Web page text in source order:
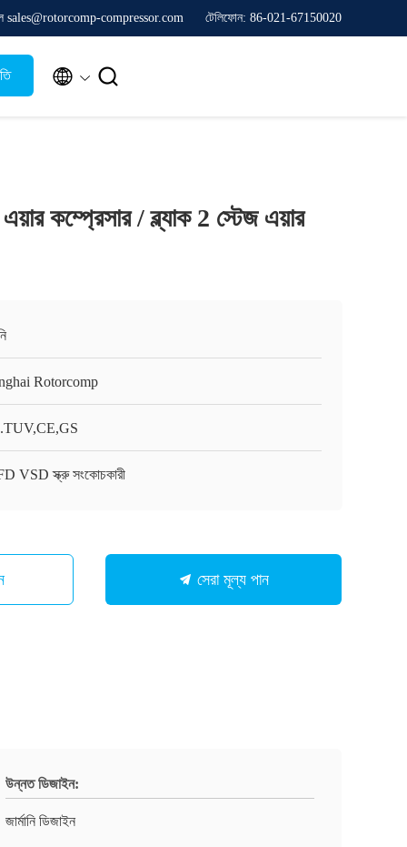
sales@rotorcomp-compressor.com টেলিফোন: 86-021-67150020
 
কম্প্রেসার / ব্ল্যাক 2 স্টেজ এয়ার
Rotorcomp
VSD স্ক্রু সংকোচকারী
সেরা মূল্য পান
উন্নত ডিজাইন:
জার্মানি ডিজাইন